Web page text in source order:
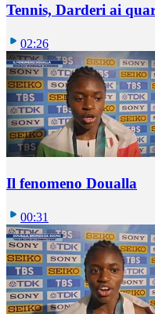
Tennis, Darderi ai
02:26
Il fenomeno Doualla
00:31